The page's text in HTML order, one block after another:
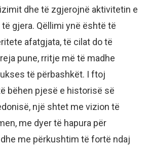
dhe të zgjerojnë aktivitetin e
gjera. Qëllimi ynë është të
afatgjata, të cilat do të
pune, rritje më të madhe
të përbashkët. I ftoj
bëhen pjesë e historisë së
një shtet me vizion të
me dyer të hapura për
me përkushtim të fortë ndaj